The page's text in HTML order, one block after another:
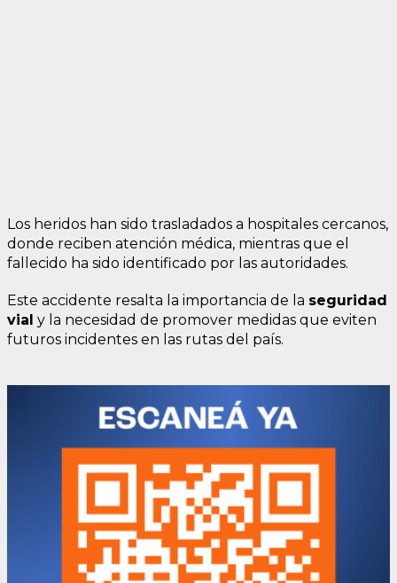
Los heridos han sido trasladados a hospitales cercanos,
donde reciben atención médica, mientras que el
fallecido ha sido identificado por las autoridades.
Este accidente resalta la importancia de la seguridad
vial y la necesidad de promover medidas que eviten
futuros incidentes en las rutas del país.